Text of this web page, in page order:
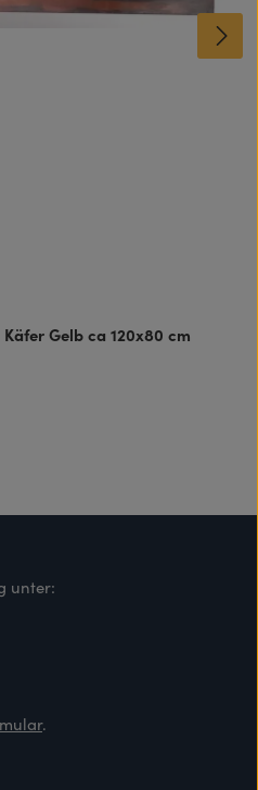
Gelb ca 120x80 cm
unter:
.